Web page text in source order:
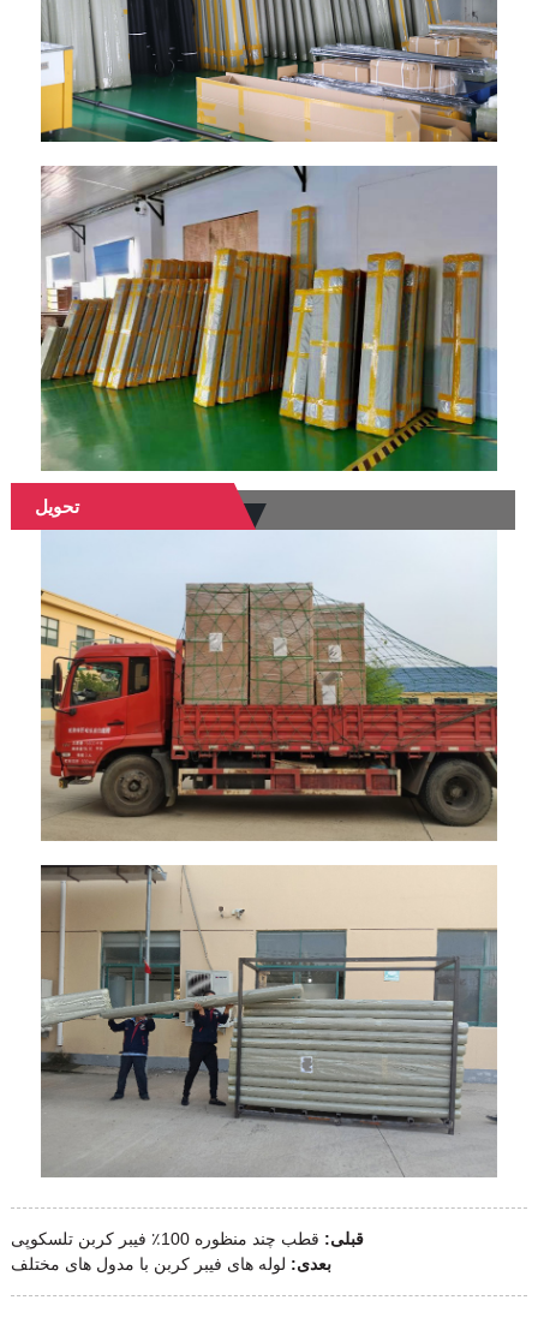
تحویل
قبلی: قطب چند منظوره 100٪ فیبر کربن تلسکوپی
بعدی: لوله های فیبر کربن با مدول های مختلف